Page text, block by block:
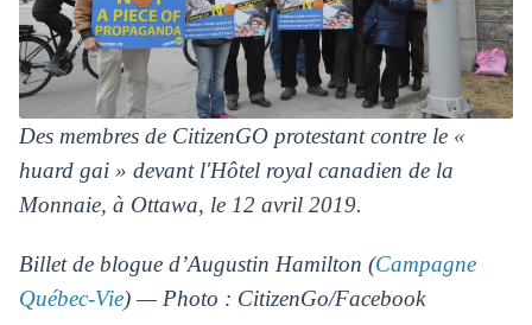
Des membres de CitizenGO protestant contre le «
huard gai » devant l'Hôtel royal canadien de la
Monnaie, à Ottawa, le 12 avril 2019.
Billet de blogue d’Augustin Hamilton (Campagne
Québec-Vie) — Photo : CitizenGo/Facebook